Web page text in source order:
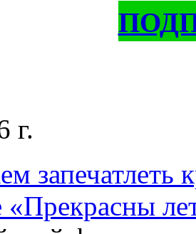
г.
запечатлеть
«Прекрасны